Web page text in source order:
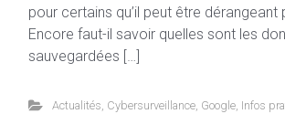
pour certains qu’il peut être dérangeant
Encore faut-il savoir quelles sont les
sauvegardées […]
Actualités Cybersurveillance, Google, Infos